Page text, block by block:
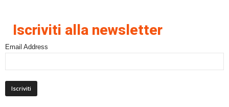
Iscriviti alla newsletter
Email Address